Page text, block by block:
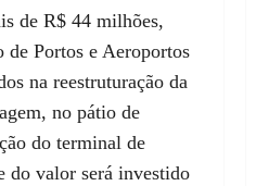
de R$ 44 milhões,
Portos e Aeroportos
na reestruturação da
no pátio de
do terminal de
do valor será investido